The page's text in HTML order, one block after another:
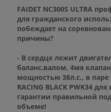
FAIDET NC300S ULTRA
для гражданского
побеждает на
причины?
- В сердце лежит
баланс.валом, 4мя
мощностью 38л.с., в
RACING BLACK PWK34
гарантии правильной
объеме!